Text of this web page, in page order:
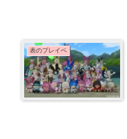
表のプレイベ